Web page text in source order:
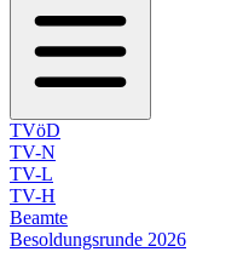
TVöD
TV-N
TV-L
TV-H
Beamte
Besoldungsrunde 2026